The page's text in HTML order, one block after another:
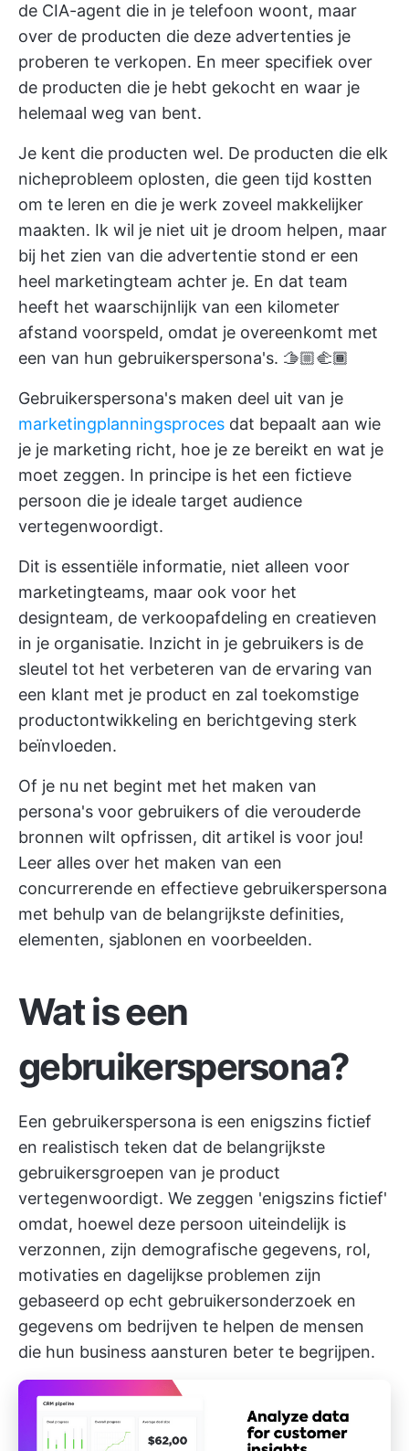
de CIA-agent die in je telefoon woont, maar
over de producten die deze advertenties je
proberen te verkopen. En meer specifiek over
de producten die je hebt gekocht en waar je
helemaal weg van bent.
Je kent die producten wel. De producten die elk
nicheprobleem oplosten, die geen tijd kostten
om te leren en die je werk zoveel makkelijker
maakten. Ik wil je niet uit je droom helpen, maar
bij het zien van die advertentie stond er een
heel marketingteam achter je. En dat team
heeft het waarschijnlijk van een kilometer
afstand voorspeld, omdat je overeenkomt met
een van hun gebruikerspersona's. 🫱🏼‍🫲🏾
Gebruikerspersona's maken deel uit van je
marketingplanningsproces dat bepaalt aan wie
je je marketing richt, hoe je ze bereikt en wat je
moet zeggen. In principe is het een fictieve
persoon die je ideale target audience
vertegenwoordigt.
Dit is essentiële informatie, niet alleen voor
marketingteams, maar ook voor het
designteam, de verkoopafdeling en creatieven
in je organisatie. Inzicht in je gebruikers is de
sleutel tot het verbeteren van de ervaring van
een klant met je product en zal toekomstige
productontwikkeling en berichtgeving sterk
beïnvloeden.
Of je nu net begint met het maken van
persona's voor gebruikers of die verouderde
bronnen wilt opfrissen, dit artikel is voor jou!
Leer alles over het maken van een
concurrerende en effectieve gebruikerspersona
met behulp van de belangrijkste definities,
elementen, sjablonen en voorbeelden.
Wat is een
gebruikerspersona?
Een gebruikerspersona is een enigszins fictief
en realistisch teken dat de belangrijkste
gebruikersgroepen van je product
vertegenwoordigt. We zeggen 'enigszins fictief'
omdat, hoewel deze persoon uiteindelijk is
verzonnen, zijn demografische gegevens, rol,
motivaties en dagelijkse problemen zijn
gebaseerd op echt gebruikersonderzoek en
gegevens om bedrijven te helpen de mensen
die hun business aansturen beter te begrijpen.